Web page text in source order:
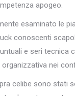
apogeo.
esaminato le
conoscenti
e seri tecnica
nei
celibe sono stati